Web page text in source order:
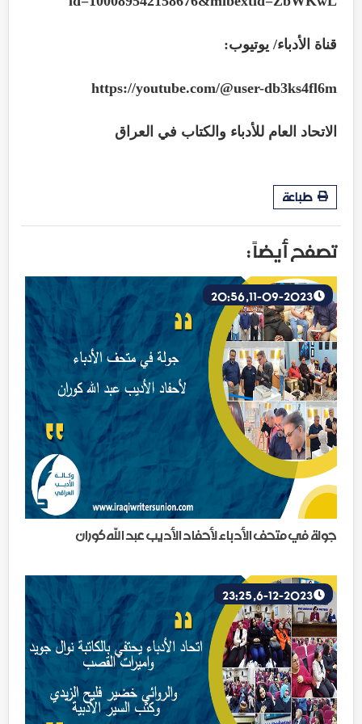
قناة الأدباء/ يوتيوب:
https://youtube.com/@user-db3ks4fl6m
الاتحاد العام للأدباء والكتاب في العراق
طباعة
تصفح أيضاً :
جولة في متحف الأدباء لأحفاد الأديب عبد الله كوران